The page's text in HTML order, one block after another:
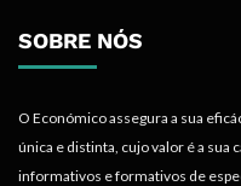
SOBRE NÓS
O Económico assegura a sua
única e distinta, cujo valor é a sua
informativos e formativos de